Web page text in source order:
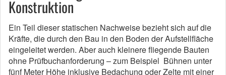
Konstruktion
Ein Teil dieser statischen Nachweise bezieht sich auf die
Kräfte, die durch den Bau in den Boden der Aufstellfläche
eingeleitet werden. Aber auch kleinere fliegende Bauten
ohne Prüfbuchanforderung – zum Beispiel Bühnen unter
fünf Meter Höhe inklusive Bedachung oder Zelte mit einer